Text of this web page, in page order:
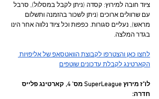
ציוד חובה למירוץ: קסדה (ניתן לקבל במסלול), סרבל
עם שרוולים ארוכים (ניתן לשכור בהזמנה ותשלום
מראש), נעליים סגורות. כפפות וכל ציוד נלווה אחר הינו
בגדר המלצה.
לחצו כאן והצטרפו לקבוצת הוואטסאפ של אליפויות
הקארטינג לקבלת עדכונים שוטפים
לו"ז מירוץ SuperLeague מס' 4, קארטינג פלייס
חדרה: